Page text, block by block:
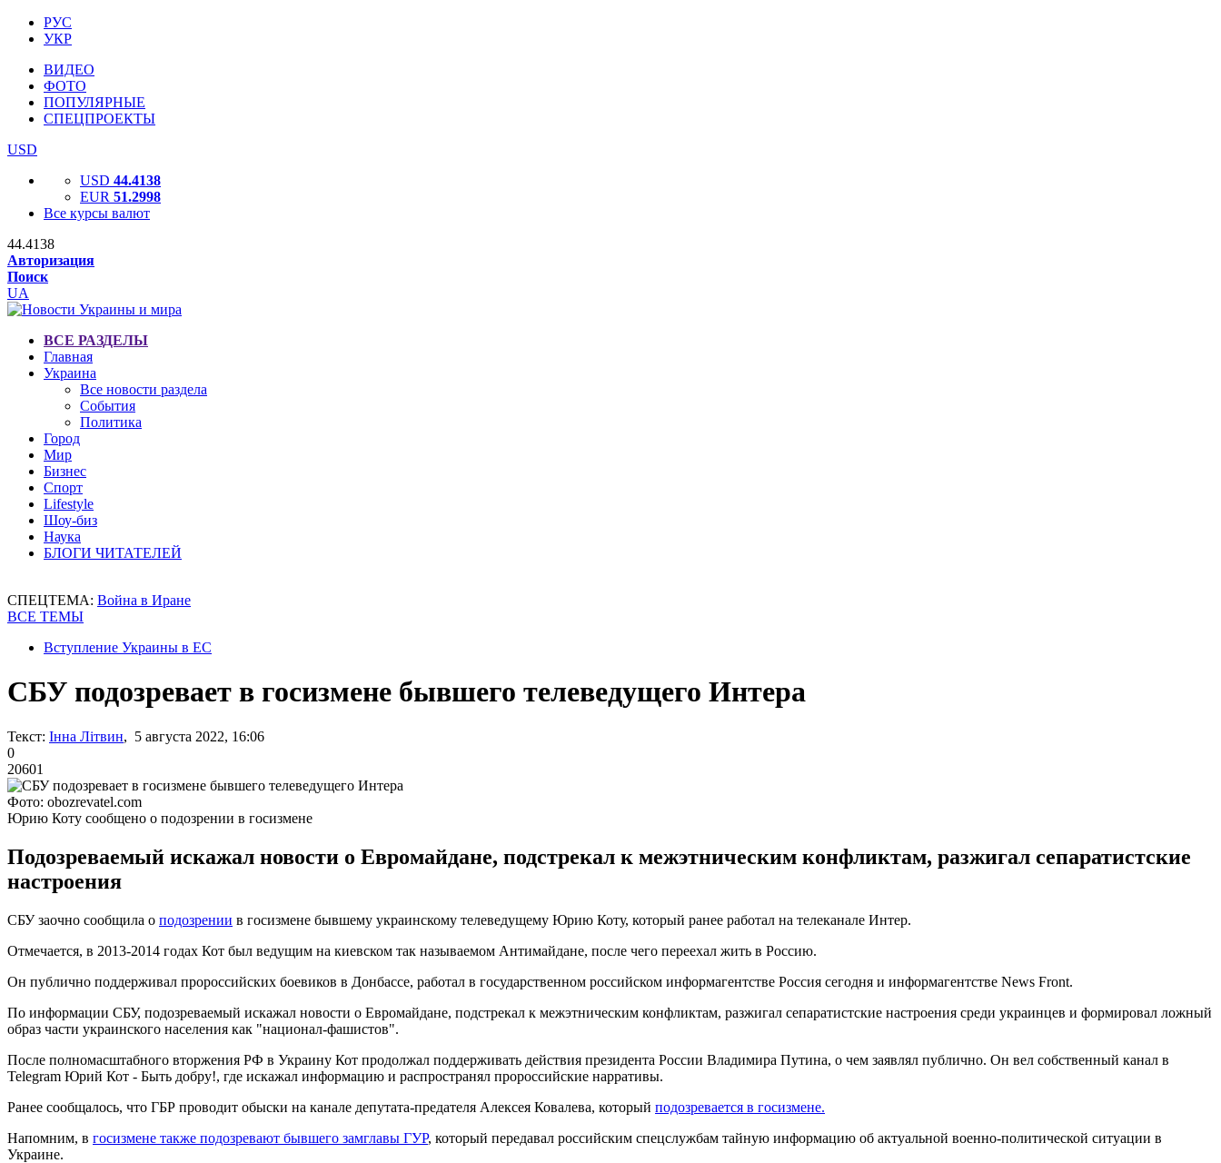
РУС
УКР
ВИДЕО
ФОТО
ПОПУЛЯРНЫЕ
СПЕЦПРОЕКТЫ
USD
USD 44.4138
EUR 51.2998
Все курсы валют
44.4138
Авторизация
Поиск
UA
ВСЕ РАЗДЕЛЫ
Главная
Украина
Все новости раздела
События
Политика
Город
Мир
Бизнес
Спорт
Lifestyle
Шоу-биз
Наука
БЛОГИ ЧИТАТЕЛЕЙ
СПЕЦТЕМА: Война в Иране
ВСЕ ТЕМЫ
Вступление Украины в ЕС
СБУ подозревает в госизмене бывшего телеведущего Интера
Текст: Інна Літвин, 5 августа 2022, 16:06
0
20601
Фото: obozrevatel.com
Юрию Коту сообщено о подозрении в госизмене
Подозреваемый искажал новости о Евромайдане, подстрекал к межэтническим конфликтам, разжигал сепаратистские
настроения
СБУ заочно сообщила о подозрении в госизмене бывшему украинскому телеведущему Юрию Коту, который ранее работал на телеканале Интер.
Отмечается, в 2013-2014 годах Кот был ведущим на киевском так называемом Антимайдане, после чего переехал жить в Россию.
Он публично поддерживал пророссийских боевиков в Донбассе, работал в государственном российском информагентстве Россия сегодня и информагентстве News Front.
По информации СБУ, подозреваемый искажал новости о Евромайдане, подстрекал к межэтническим конфликтам, разжигал сепаратистские настроения среди украинцев и формировал ложный
образ части украинского населения как "национал-фашистов".
После полномасштабного вторжения РФ в Украину Кот продолжал поддерживать действия президента России Владимира Путина, о чем заявлял публично. Он вел собственный канал в
Telegram Юрий Кот - Быть добру!, где искажал информацию и распространял пророссийские нарративы.
Ранее сообщалось, что ГБР проводит обыски на канале депутата-предателя Алексея Ковалева, который подозревается в госизмене.
Напомним, в госизмене также подозревают бывшего замглавы ГУР, который передавал российским спецслужбам тайную информацию об актуальной военно-политической ситуации в
Украине.